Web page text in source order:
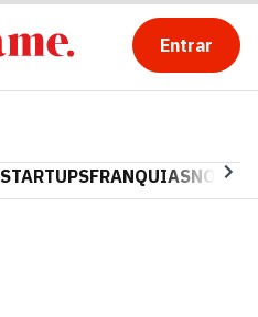
Entrar
STARTUPSFRANQUIAS